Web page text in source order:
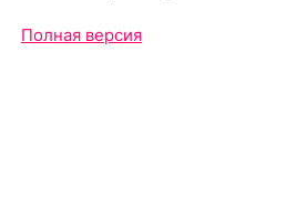
Полная версия